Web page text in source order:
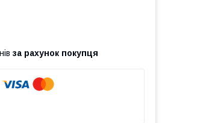
за рахунок покупця